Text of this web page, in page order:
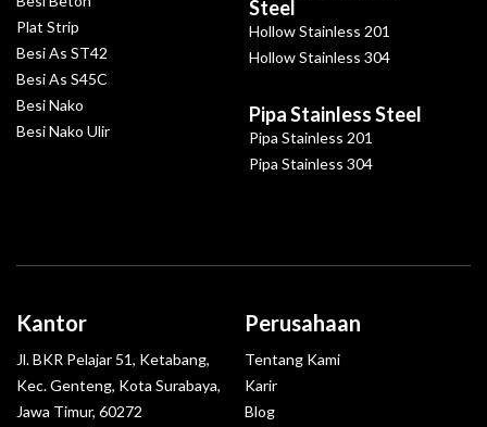
Plat Strip
Besi As ST42
Besi As S45C
Besi Nako
Besi Nako Ulir
Steel
Hollow Stainless 201
Hollow Stainless 304
Pipa Stainless Steel
Pipa Stainless 201
Pipa Stainless 304
Kantor
Jl. BKR Pelajar 51, Ketabang,
Kec. Genteng, Kota Surabaya,
Jawa Timur, 60272
Perusahaan
Tentang Kami
Karir
Blog